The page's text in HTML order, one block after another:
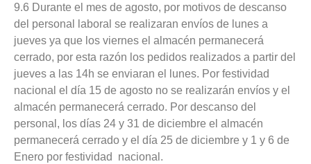
9.6 Durante el mes de agosto, por motivos de descanso
del personal laboral se realizaran envíos de lunes a
jueves ya que los viernes el almacén permanecerá
cerrado, por esta razón los pedidos realizados a partir del
jueves a las 14h se enviaran el lunes. Por festividad
nacional el día 15 de agosto no se realizarán envíos y el
almacén permanecerá cerrado. Por descanso del
personal, los días 24 y 31 de diciembre el almacén
permanecerá cerrado y el día 25 de diciembre y 1 y 6 de
Enero por festividad nacional.